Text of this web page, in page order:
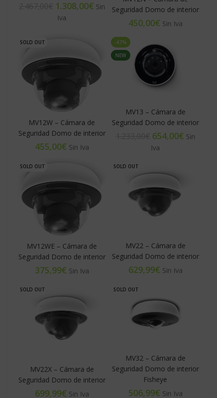
1.308,00€
Seguridad Domo de interior
€
SOLD OUT
MV12W – Cámara de
Seguridad Domo de interior
€
-47%
NEW
MV13 – Cámara de
Seguridad Domo de interior
654,00€
SOLD OUT
MV12WE – Cámara de
Seguridad Domo de interior
€
SOLD OUT
MV22 – Cámara de
Seguridad Domo de interior
€
SOLD OUT
MV22X – Cámara de
Seguridad Domo de interior
€
SOLD OUT
MV32 – Cámara de
Seguridad Domo de interior
Fisheye
€